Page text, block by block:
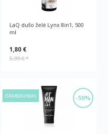
LaQ dušo želė Lynx 8in1, 500
ml
1,80 €
5,99 €*
-50%
IŠPARDAVIMAS